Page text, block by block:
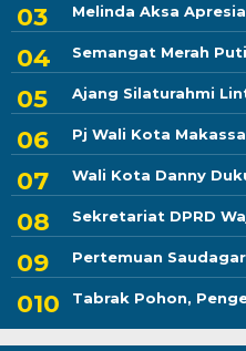
Melinda Aksa
Semangat Merah
Ajang Silaturahmi
Pj Wali Kota
Wali Kota Danny
Sekretariat DPRD
Pertemuan
Tabrak Pohon,